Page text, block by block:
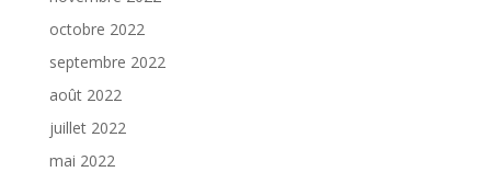
octobre 2022
septembre 2022
août 2022
juillet 2022
mai 2022